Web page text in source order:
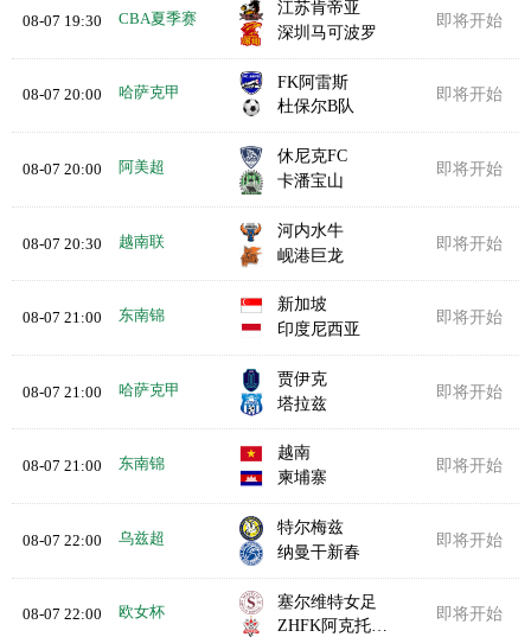
08-07 19:30 CBA夏季赛
江苏肯帝亚
深圳马可波罗
即将开始
08-07 20:00 哈萨克甲
FK阿雷斯
杜保尔B队
即将开始
08-07 20:00 阿美超
休尼克FC
卡潘宝山
即将开始
08-07 20:30 越南联
河内水牛
岘港巨龙
即将开始
08-07 21:00 东南锦
新加坡
印度尼西亚
即将开始
08-07 21:00 哈萨克甲
贾伊克
塔拉兹
即将开始
08-07 21:00 东南锦
越南
柬埔寨
即将开始
08-07 22:00 乌兹超
特尔梅兹
纳曼干新春
即将开始
08-07 22:00 欧女杯
塞尔维特女足
ZHFK阿克托比女足
即将开始